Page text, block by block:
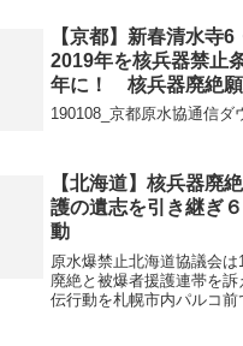
教組、兵庫教組、民医連、
連、平和委、共産党県委員
【京都】新春清水寺
2019年を核兵器禁止
年に！ 核兵器廃絶願
はげますつどいで交流
190108_京都原水協通信ダ
【北海道】核兵器廃
護の遺志を引き継ぎ
動
原水爆禁止北海道協議会は
廃絶と被爆者援護連帯を訴
伝行動を札幌市内パルコ前